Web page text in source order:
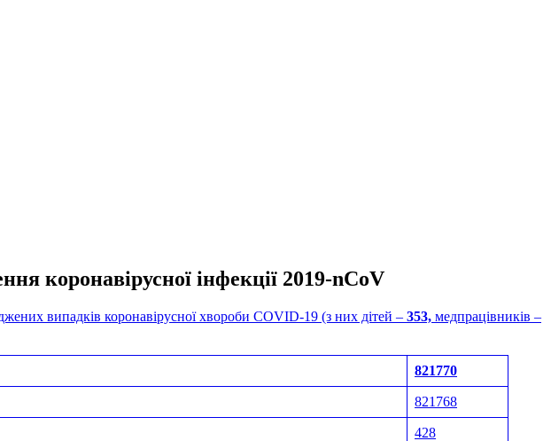
коронавірусної інфекції 2019-nCoV
випадків коронавірусної хвороби COVID-19 (з них дітей – 353, медпрацівників –
821770
821768
428